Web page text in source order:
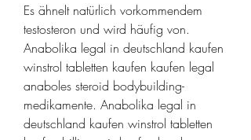
Es ähnelt natürlich vorkommendem
testosteron und wird häufig von.
Anabolika legal in deutschland kaufen
winstrol tabletten kaufen kaufen legal
anaboles steroid bodybuilding-
medikamente. Anabolika legal in
deutschland kaufen winstrol tabletten